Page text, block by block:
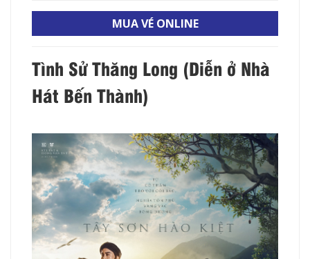
MUA VÉ ONLINE
Tình Sử Thăng Long (Diễn ở Nhà
Hát Bến Thành)